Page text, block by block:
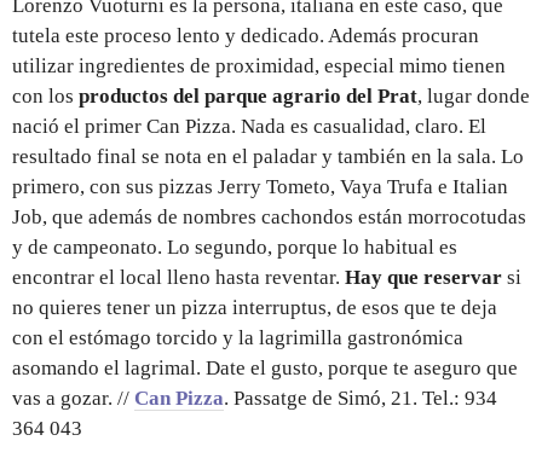
Lorenzo Vuoturni es la persona, italiana en este caso, que
tutela este proceso lento y dedicado. Además procuran
utilizar ingredientes de proximidad, especial mimo tienen
con los productos del parque agrario del Prat, lugar donde
nació el primer Can Pizza. Nada es casualidad, claro. El
resultado final se nota en el paladar y también en la sala. Lo
primero, con sus pizzas Jerry Tometo, Vaya Trufa e Italian
Job, que además de nombres cachondos están morrocotudas
y de campeonato. Lo segundo, porque lo habitual es
encontrar el local lleno hasta reventar. Hay que reservar si
no quieres tener un pizza interruptus, de esos que te deja
con el estómago torcido y la lagrimilla gastronómica
asomando el lagrimal. Date el gusto, porque te aseguro que
vas a gozar. // Can Pizza. Passatge de Simó, 21. Tel.: 934
364 043